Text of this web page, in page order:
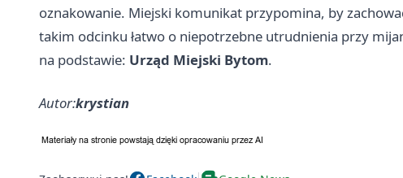
oznakowanie. Miejski komunikat przypomina, by
takim odcinku łatwo o niepotrzebne utrudnienia przy
na podstawie: Urząd Miejski Bytom.
Autor:krystian